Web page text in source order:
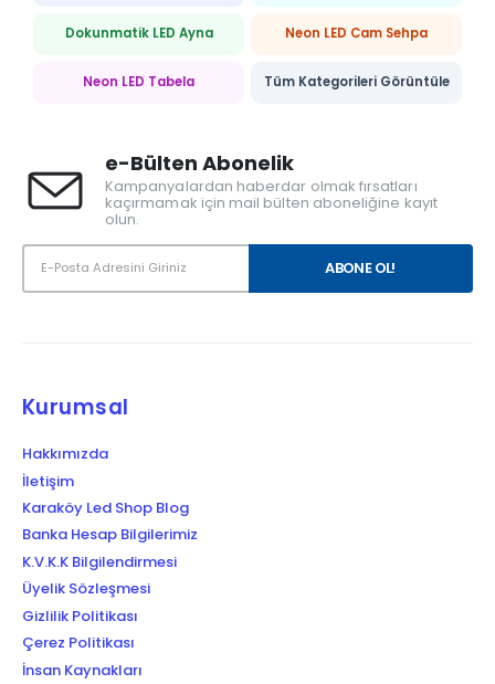
Dokunmatik LED Ayna Neon LED Cam Sehpa
Neon LED Tabela Tüm Kategorileri Görüntüle
e-Bülten Abonelik
Kampanyalardan haberdar olmak fırsatları
kaçırmamak için mail bülten aboneliğine kayıt
olun.
Kurumsal
Hakkımızda
İletişim
Karaköy Led Shop Blog
Banka Hesap Bilgilerimiz
K.V.K.K Bilgilendirmesi
Üyelik Sözleşmesi
Gizlilik Politikası
Çerez Politikası
İnsan Kaynakları